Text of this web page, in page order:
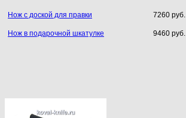
Нож с доской для правки 7260 руб.
Нож в подарочной шкатулке 9460 руб.